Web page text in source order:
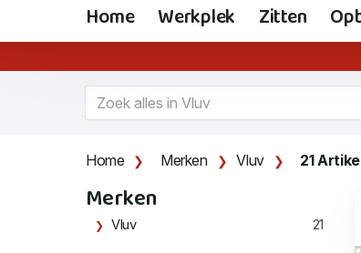
Home Werkplek Zitten
Home Merken Vluv 21
Merken
Vluv 21